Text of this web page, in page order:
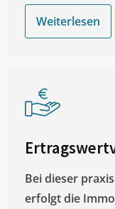
Weiterlesen
Bei dieser
erfolgt die